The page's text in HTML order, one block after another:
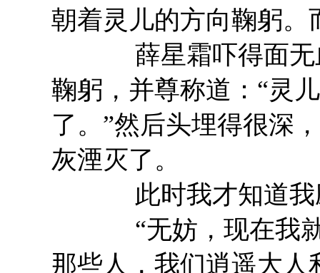
朝着灵儿的方向鞠躬。
薛星霜吓得面无血
鞠躬，并尊称道：“灵
了。”然后头埋得很深
灰湮灭了。
此时我才知道我应
“无妨，现在我就
那些人，我们逍遥大